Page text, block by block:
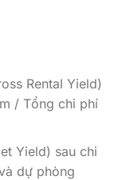
Rental Yield)
/ Tổng chi phí
Yield) sau chi
dự phòng